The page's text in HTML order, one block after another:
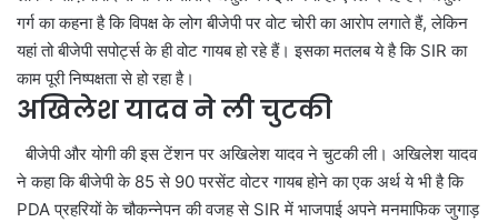
गर्ग का कहना है कि विपक्ष के लोग बीजेपी पर वोट चोरी का आरोप लगाते हैं, लेकिन
यहां तो बीजेपी सपोर्ट्स के ही वोट गायब हो रहे हैं। इसका मतलब ये है कि SIR का
काम पूरी निष्पक्षता से हो रहा है।
अखिलेश यादव ने ली चुटकी
बीजेपी और योगी की इस टेंशन पर अखिलेश यादव ने चुटकी ली। अखिलेश यादव
ने कहा कि बीजेपी के 85 से 90 परसेंट वोटर गायब होने का एक अर्थ ये भी है कि
PDA प्रहरियों के चौकन्नेपन की वजह से SIR में भाजपाई अपने मनमाफिक जुगाड़